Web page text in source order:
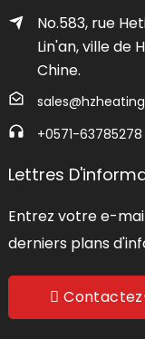
No.583, rue
Lin'an, ville de
Chine.
+0571-63785278
Lettres
Entrez votre e-
derniers plans